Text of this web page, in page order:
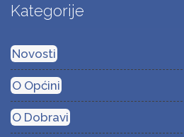
Kategorije
Novosti
O Općini
O Dobravi